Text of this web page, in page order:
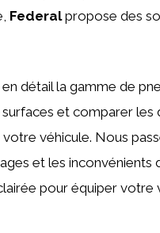
Federalpropose des
détail la gamme de
et comparer
véhicule. Nous
et les inconvénients
pour équiper votre